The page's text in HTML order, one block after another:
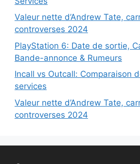
Valeur nette d’Andrew Tate,
controverses 2024
PlayStation 6: Date de sortie,
Bande-annonce & Rumeurs
Incall vs Outcall: Comparaison
services
Valeur nette d’Andrew Tate,
controverses 2024